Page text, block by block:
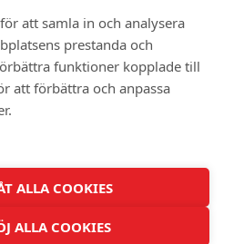
att samla in och analysera
prestanda och
funktioner kopplade till
att förbättra och anpassa
ALLA COOKIES
ALLA COOKIES